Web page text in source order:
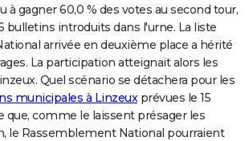
à gagner 60,0 % des votes au second tour,
bulletins introduits dans l'urne. La liste
arrivée en deuxième place a hérité
La participation atteignait alors les
Quel scénario se détachera pour les
municipales à Linzeuxprévues le 15
que, comme le laissent présager les
le Rassemblement National pourraient